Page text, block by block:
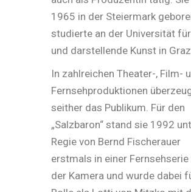
1965 in der Steiermark
studierte an der Universität
und darstellende Kunst in Graz.
In zahlreichen Theater-, Film-
Fernsehproduktionen
seither das Publikum. Für den
„Salzbaron“ stand sie 1992
Regie von Bernd Fischerauer
erstmals in einer Fernsehserie
der Kamera und wurde dabei